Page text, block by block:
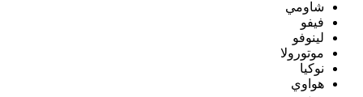
شاومي
فيفو
لينوفو
موتورولا
نوكيا
هواوي